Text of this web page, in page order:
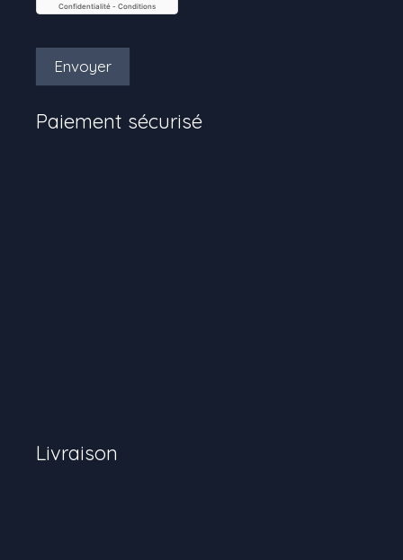
Envoyer
Paiement sécurisé
Livraison